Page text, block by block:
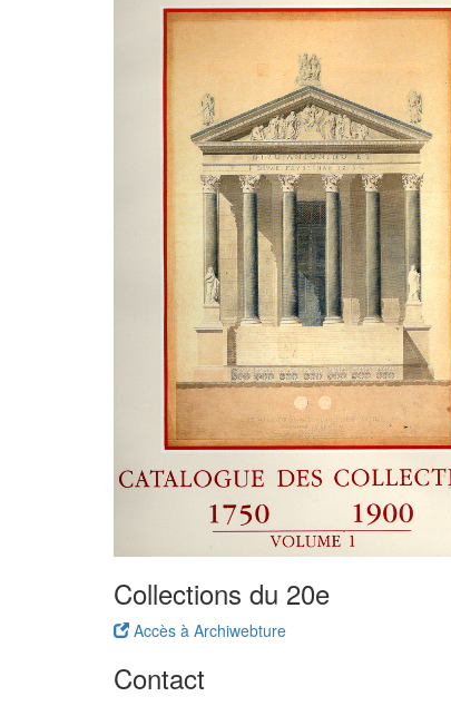
Collections du 20e
Accès à Archiwebture
Contact